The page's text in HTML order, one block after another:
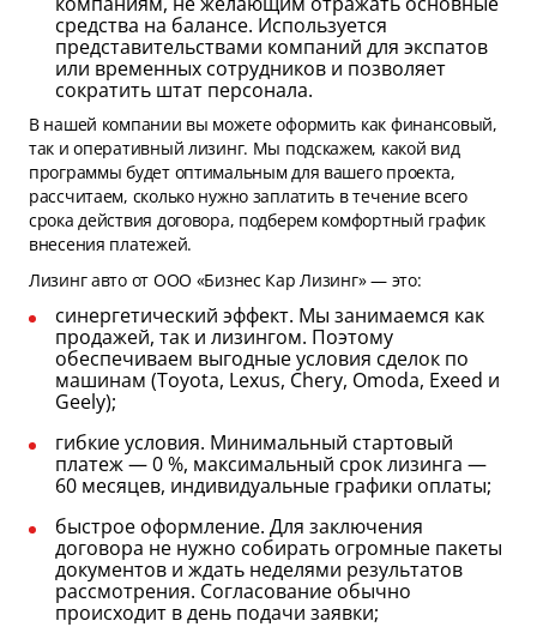
средства на балансе. Используется
представительствами компаний для экспатов
или временных сотрудников и позволяет
сократить штат персонала.
В нашей компании вы можете оформить как финансовый,
так и оперативный лизинг. Мы подскажем, какой вид
программы будет оптимальным для вашего проекта,
рассчитаем, сколько нужно заплатить в течение всего
срока действия договора, подберем комфортный график
внесения платежей.
Лизинг авто от ООО «Бизнес Кар Лизинг» — это:
синергетический эффект. Мы занимаемся как
продажей, так и лизингом. Поэтому
обеспечиваем выгодные условия сделок по
машинам (Toyota, Lexus, Chery, Omoda, Exeed и
Geely);
гибкие условия. Минимальный стартовый
платеж — 0 %, максимальный срок лизинга —
60 месяцев, индивидуальные графики оплаты;
быстрое оформление. Для заключения
договора не нужно собирать огромные пакеты
документов и ждать неделями результатов
рассмотрения. Согласование обычно
происходит в день подачи заявки;